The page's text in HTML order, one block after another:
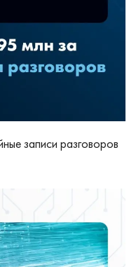
записи разговоров